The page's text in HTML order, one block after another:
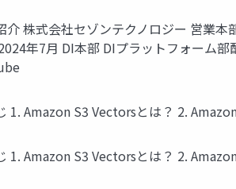
介 株式会社セゾンテクノロジー 営業
年7月 DI本部 DIプラットフォーム
1. Amazon S3 Vectorsとは？ 2.
1. Amazon S3 Vectorsとは？ 2.